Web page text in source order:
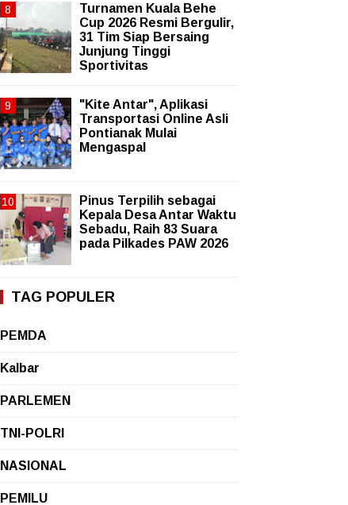
Turnamen Kuala Behe
Cup 2026 Resmi Bergulir,
31 Tim Siap Bersaing
Junjung Tinggi
Sportivitas
"Kite Antar", Aplikasi
Transportasi Online Asli
Pontianak Mulai
Mengaspal
Pinus Terpilih sebagai
Kepala Desa Antar Waktu
Sebadu, Raih 83 Suara
pada Pilkades PAW 2026
TAG POPULER
PEMDA
Kalbar
PARLEMEN
TNI-POLRI
NASIONAL
PEMILU